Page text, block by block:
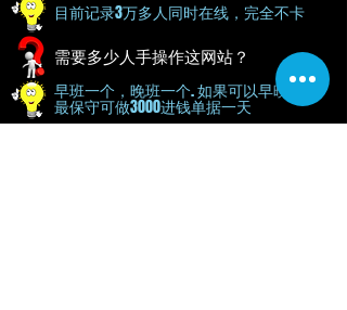
目前记录3万多人同时在线，完全不卡
需要多少人手操作这网站？
早班一个，晚班一个. 如果可以早晚各2个
最保守可做3000进钱单据一天